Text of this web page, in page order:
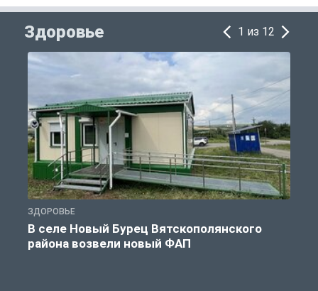
Здоровье 1 из 12
ЗДОРОВЬЕ
В селе Новый Бурец Вятскополянского
района возвели новый ФАП